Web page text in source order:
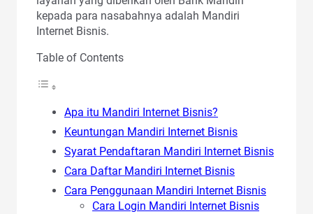
kepada para nasabahnya adalah Mandiri
Internet Bisnis.
Table of Contents
Apa itu Mandiri Internet Bisnis?
Keuntungan Mandiri Internet Bisnis
Syarat Pendaftaran Mandiri Internet Bisnis
Cara Daftar Mandiri Internet Bisnis
Cara Penggunaan Mandiri Internet Bisnis
Cara Login Mandiri Internet Bisnis